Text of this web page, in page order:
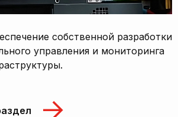
собственной разработки
управления и мониторинга